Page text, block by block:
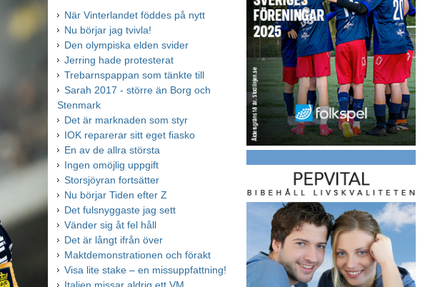
När Vinterlandet föddes på nytt
Nu börjar jag tvivla!
Den olympiska elden svider
Jerring hade protesterat
Trebarnspappan som tänkte till
Sarah 2017 - större än Borg och
Stenmark
Det är marknaden som styr
IOK reparerar sitt eget fiasko
En av de allra största
Ingen omöjlig uppgift
Storsjöyran fortsätter
Nu börjar Tiden efter Z
Det fulsnyggaste jag sett
Vänder sig åt fel håll
Det är långt ifrån över
Maktdemonstrationen och förakt
Visa lite stake – en missuppfattning!